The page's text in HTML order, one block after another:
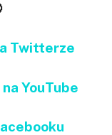
Twitterze
YouTube